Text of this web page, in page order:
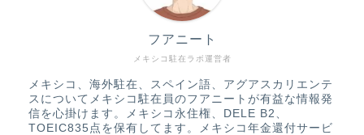
メキシコ駐在ラボ運営者
フアニート
メキシコ、海外駐在、スペイン語、アグアスカリエンテ
スについてメキシコ駐在員のフアニートが有益な情報発
信を心掛けます。メキシコ永住権、DELE B2、
TOEIC835点を保有してます。メキシコ年金還付サービ